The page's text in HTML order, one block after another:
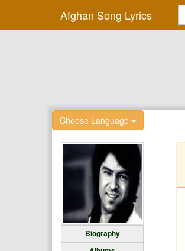
Afghan Song Lyrics
Choose Language
Biography